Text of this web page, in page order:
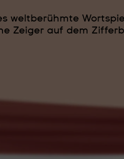
weltberühmte
Zeiger auf dem